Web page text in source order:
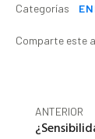
Categorías
Comparte este
ANTERIOR